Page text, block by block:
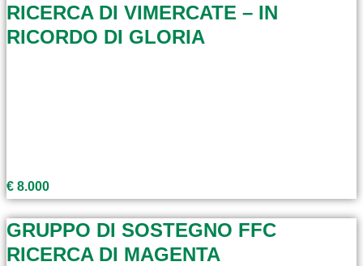
RICERCA DI VIMERCATE – IN
RICORDO DI GLORIA
€ 8.000
GRUPPO DI SOSTEGNO FFC
RICERCA DI MAGENTA